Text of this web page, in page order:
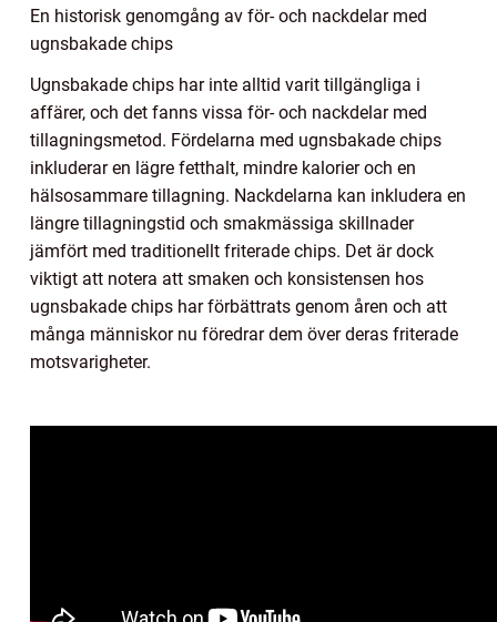
En historisk genomgång av för- och nackdelar med
ugnsbakade chips
Ugnsbakade chips har inte alltid varit tillgängliga i
affärer, och det fanns vissa för- och nackdelar med
tillagningsmetod. Fördelarna med ugnsbakade chips
inkluderar en lägre fetthalt, mindre kalorier och en
hälsosammare tillagning. Nackdelarna kan inkludera en
längre tillagningstid och smakmässiga skillnader
jämfört med traditionellt friterade chips. Det är dock
viktigt att notera att smaken och konsistensen hos
ugnsbakade chips har förbättrats genom åren och att
många människor nu föredrar dem över deras friterade
motsvarigheter.